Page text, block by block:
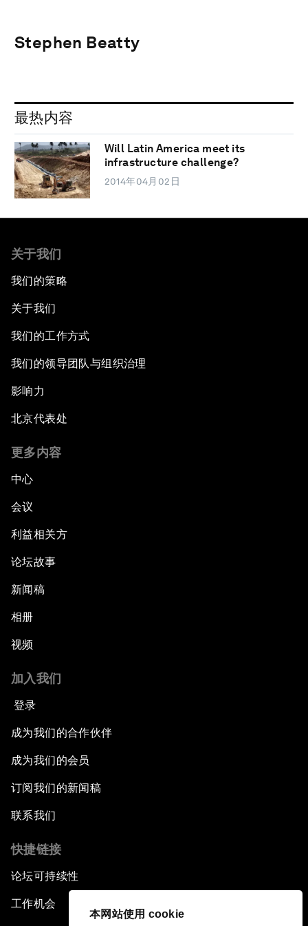
本网站使用 cookie
Stephen Beatty
最热内容
Will Latin America meet its
infrastructure challenge?
2014年04月02日
关于我们
我们的策略
关于我们
我们的工作方式
我们的领导团队与组织治理
影响力
北京代表处
更多内容
中心
会议
利益相关方
论坛故事
新闻稿
相册
视频
加入我们
登录
成为我们的合作伙伴
成为我们的会员
订阅我们的新闻稿
联系我们
快捷链接
论坛可持续性
工作机会